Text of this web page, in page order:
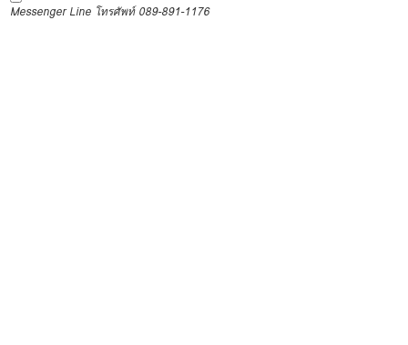
Messenger Line โทรศัพท์ 089-891-1176